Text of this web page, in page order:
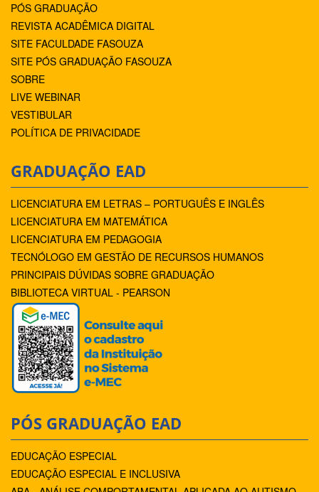
PÓS GRADUAÇÃO
REVISTA ACADÊMICA DIGITAL
SITE FACULDADE FASOUZA
SITE PÓS GRADUAÇÃO FASOUZA
SOBRE
LIVE WEBINAR
VESTIBULAR
POLÍTICA DE PRIVACIDADE
GRADUAÇÃO EAD
LICENCIATURA EM LETRAS – PORTUGUÊS E INGLÊS
LICENCIATURA EM MATEMÁTICA
LICENCIATURA EM PEDAGOGIA
TECNÓLOGO EM GESTÃO DE RECURSOS HUMANOS
PRINCIPAIS DÚVIDAS SOBRE GRADUAÇÃO
BIBLIOTECA VIRTUAL - PEARSON
PÓS GRADUAÇÃO EAD
EDUCAÇÃO ESPECIAL
EDUCAÇÃO ESPECIAL E INCLUSIVA